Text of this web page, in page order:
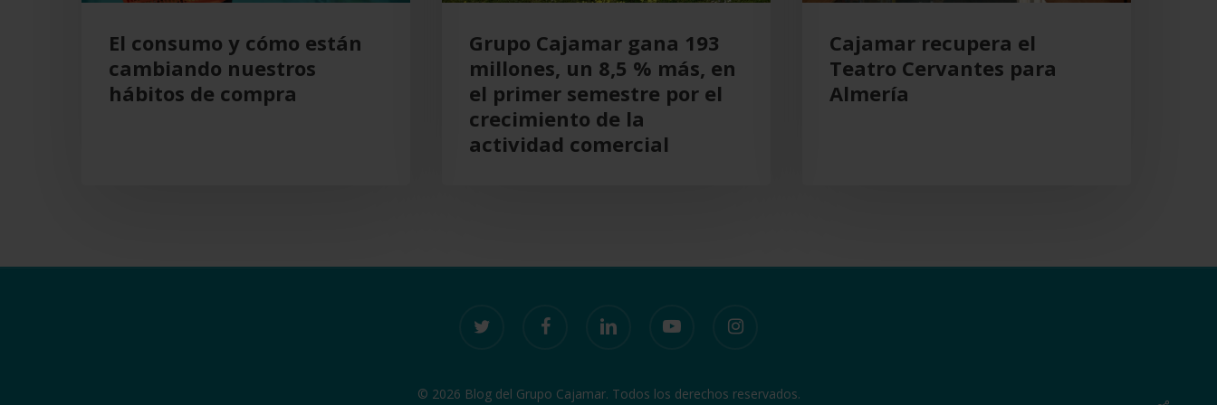
El consumo y cómo están
cambiando nuestros
hábitos de compra
primer
semestre
Grupo Cajamar gana 193
millones, un 8,5 % más, en
el primer semestre por el
crecimiento de la
actividad comercial
Cajamar recupera el
Teatro Cervantes para
Almería
© 2026 Blog del Grupo Cajamar. Todos los derechos reservados.